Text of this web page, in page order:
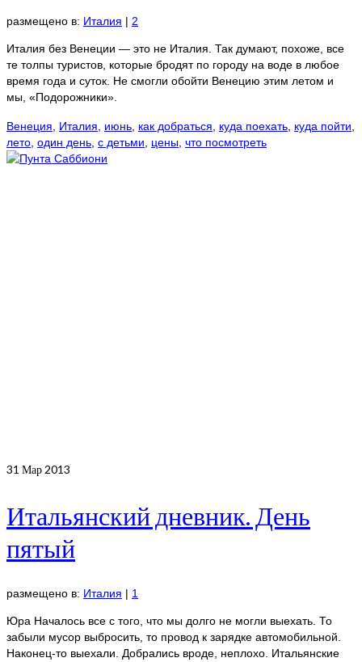
размещено в: Италия | 2
Италия без Венеции — это не Италия. Так думают, похоже, все
те толпы туристов, которые бродят по городу на воде в любое
время года и суток. Не смогли обойти Венецию этим летом и
мы, «Подорожники».
Венеция Италия июнь как добраться куда поехать куда пойти
лето один день с детьми цены что посмотреть
31 Мар 2013
Итальянский дневник. День
пятый
размещено в: Италия | 1
Юра Началось все с того, что мы долго не могли выехать. То
забыли мусор выбросить, то провод к зарядке автомобильной.
Наконец-то выехали. Добрались вроде, неплохо. Итальянские